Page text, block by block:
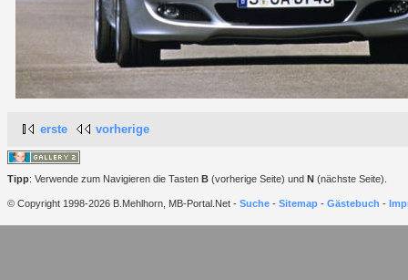
erste vorherige
Tipp: Verwende zum Navigieren die Tasten B (vorherige Seite) und N (nächste Seite).
© Copyright 1998-2026 B.Mehlhorn, MB-Portal.Net - Suche - Sitemap - Gästebuch -